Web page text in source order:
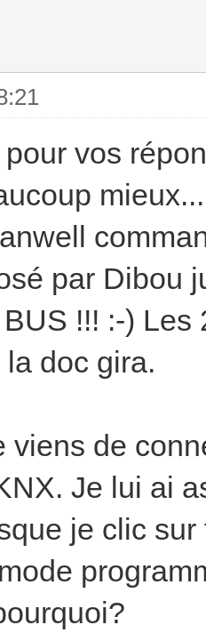
vos
par Dibou
!!! :-)
doc gira.
viens de
Je lui ai
je clic